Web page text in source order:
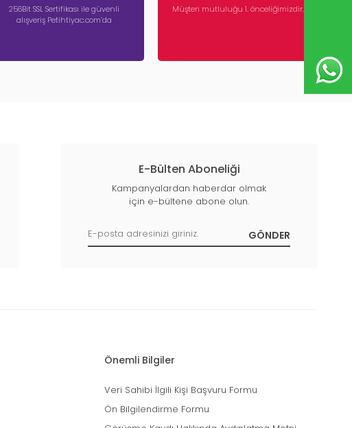
256Bit SSL Sertifikası ile güvenli
alışveriş Petihtiyac.com’da
Müşteri mutluluğu 1. önceliğimizdir.
E-Bülten Aboneliği
Kampanyalardan haberdar olmak
için e-bültene abone olun.
Önemli Bilgiler
Veri Sahibi İlgili Kişi Başvuru Formu
Ön Bilgilendirme Formu